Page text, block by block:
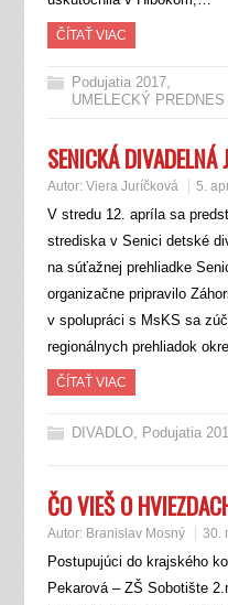
ČÍTAŤ VIAC
Podujatia 2017,
UMELECKÝ PREDNES
SENICKÁ
Autor: Viera Juríčková 5.
V stredu 12. apríla sa
strediska v Senici detské
na súťažnej prehliadke
organizačne pripravilo
v spolupráci s MsKS sa
regionálnych prehliadok
ČÍTAŤ VIAC
DIVADLO, Podujatia
ČO VIEŠ O
Autor: Branislav Mosný 30.
Postupujúci do krajského
Pekarová – ZŠ Sobotište